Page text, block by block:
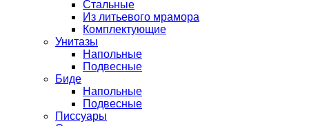
Стальные
Из литьевого мрамора
Комплектующие
Унитазы
Напольные
Подвесные
Биде
Напольные
Подвесные
Писсуары